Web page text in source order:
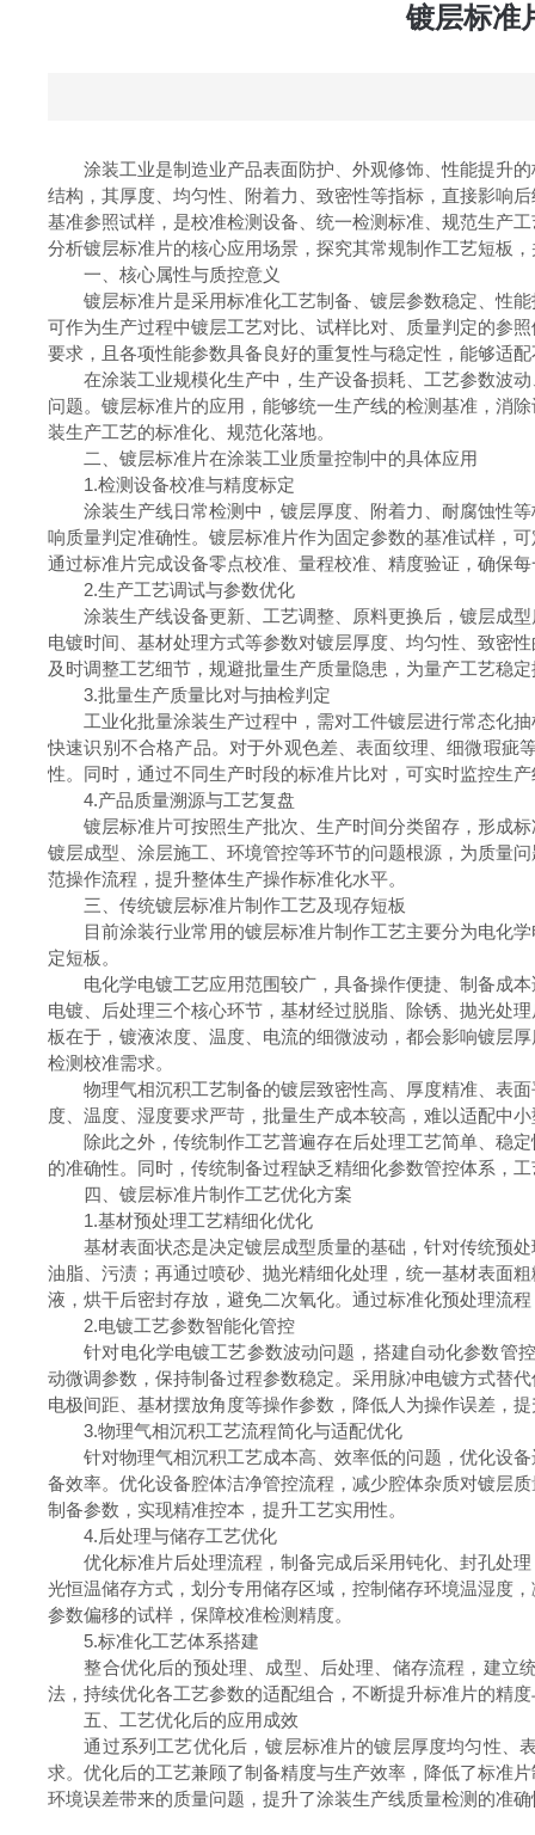
镀层标准
涂装工业是制造业产品表面防护、外观修饰、性能提升的
结构，其厚度、均匀性、附着力、致密性等指标，直接影响
基准参照试样，是校准检测设备、统一检测标准、规范生产
分析镀层标准片的核心应用场景，探究其常规制作工艺短板
一、核心属性与质控意义
镀层标准片是采用标准化工艺制备、镀层参数稳定、性能
可作为生产过程中镀层工艺对比、试样比对、质量判定的参
要求，且各项性能参数具备良好的重复性与稳定性，能够适
在涂装工业规模化生产中，生产设备损耗、工艺参数波动
问题。镀层标准片的应用，能够统一生产线的检测基准，消
装生产工艺的标准化、规范化落地。
二、镀层标准片在涂装工业质量控制中的具体应用
1.检测设备校准与精度标定
涂装生产线日常检测中，镀层厚度、附着力、耐腐蚀性等
响质量判定准确性。镀层标准片作为固定参数的基准试样，
通过标准片完成设备零点校准、量程校准、精度验证，确保
2.生产工艺调试与参数优化
涂装生产线设备更新、工艺调整、原料更换后，镀层成型
电镀时间、基材处理方式等参数对镀层厚度、均匀性、致密
及时调整工艺细节，规避批量生产质量隐患，为量产工艺稳
3.批量生产质量比对与抽检判定
工业化批量涂装生产过程中，需对工件镀层进行常态化抽
快速识别不合格产品。对于外观色差、表面纹理、细微瑕疵
性。同时，通过不同生产时段的标准片比对，可实时监控生
4.产品质量溯源与工艺复盘
镀层标准片可按照生产批次、生产时间分类留存，形成标
镀层成型、涂层施工、环境管控等环节的问题根源，为质量
范操作流程，提升整体生产操作标准化水平。
三、传统镀层标准片制作工艺及现存短板
目前涂装行业常用的镀层标准片制作工艺主要分为电化学
定短板。
电化学电镀工艺应用范围较广，具备操作便捷、制备成本
电镀、后处理三个核心环节，基材经过脱脂、除锈、抛光处
板在于，镀液浓度、温度、电流的细微波动，都会影响镀层
检测校准需求。
物理气相沉积工艺制备的镀层致密性高、厚度精准、表面
度、温度、湿度要求严苛，批量生产成本较高，难以适配中
除此之外，传统制作工艺普遍存在后处理工艺简单、稳定
的准确性。同时，传统制备过程缺乏精细化参数管控体系，
四、镀层标准片制作工艺优化方案
1.基材预处理工艺精细化优化
基材表面状态是决定镀层成型质量的基础，针对传统预处
油脂、污渍；再通过喷砂、抛光精细化处理，统一基材表面
液，烘干后密封存放，避免二次氧化。通过标准化预处理流
2.电镀工艺参数智能化管控
针对电化学电镀工艺参数波动问题，搭建自动化参数管控
动微调参数，保持制备过程参数稳定。采用脉冲电镀方式替
电极间距、基材摆放角度等操作参数，降低人为操作误差，
3.物理气相沉积工艺流程简化与适配优化
针对物理气相沉积工艺成本高、效率低的问题，优化设备
备效率。优化设备腔体洁净管控流程，减少腔体杂质对镀层
制备参数，实现精准控本，提升工艺实用性。
4.后处理与储存工艺优化
优化标准片后处理流程，制备完成后采用钝化、封孔处理
光恒温储存方式，划分专用储存区域，控制储存环境温湿度
参数偏移的试样，保障校准检测精度。
5.标准化工艺体系搭建
整合优化后的预处理、成型、后处理、储存流程，建立统
法，持续优化各工艺参数的适配组合，不断提升标准片的精
五、工艺优化后的应用成效
通过系列工艺优化后，镀层标准片的镀层厚度均匀性、表
求。优化后的工艺兼顾了制备精度与生产效率，降低了标准
环境误差带来的质量问题，提升了涂装生产线质量检测的准